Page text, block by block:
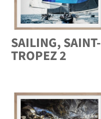
SAILING, SAINT-
TROPEZ 2